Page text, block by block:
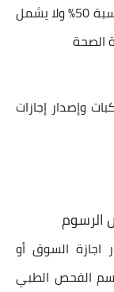
أو تجديدها بنسبة 50% ولا يشمل
الصحة
وإصدار إجازات
الرسوم
اجازة السوق أو
رسم الفحص الطبي